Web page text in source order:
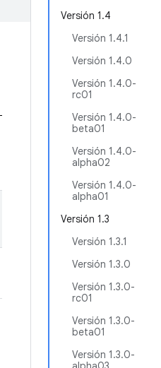
Versión 1.4
Versión 1.4.1
Versión 1.4.0
Versión 1.4.0-
rc01
Versión 1.4.0-
beta01
Versión 1.4.0-
alpha02
Versión 1.4.0-
alpha01
Versión 1.3
Versión 1.3.1
Versión 1.3.0
Versión 1.3.0-
rc01
Versión 1.3.0-
beta01
Versión 1.3.0-